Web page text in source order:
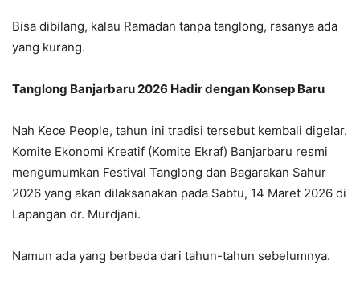
Bisa dibilang, kalau Ramadan tanpa tanglong, rasanya ada
yang kurang.
Tanglong Banjarbaru 2026 Hadir dengan Konsep Baru
Nah Kece People, tahun ini tradisi tersebut kembali digelar.
Komite Ekonomi Kreatif (Komite Ekraf) Banjarbaru resmi
mengumumkan Festival Tanglong dan Bagarakan Sahur
2026 yang akan dilaksanakan pada Sabtu, 14 Maret 2026 di
Lapangan dr. Murdjani.
Namun ada yang berbeda dari tahun-tahun sebelumnya.